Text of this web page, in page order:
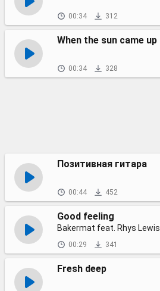
00:34 312
When the sun came up
00:34 328
Позитивная гитара
00:44 452
Good feeling
Bakermat feat. Rhys Lewis
00:29 341
Fresh deep